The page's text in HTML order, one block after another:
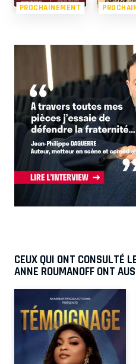
PROCHAINEMENT
CEUX QUI ONT CONSULTÉ
ANNE ROUMANOFF ONT